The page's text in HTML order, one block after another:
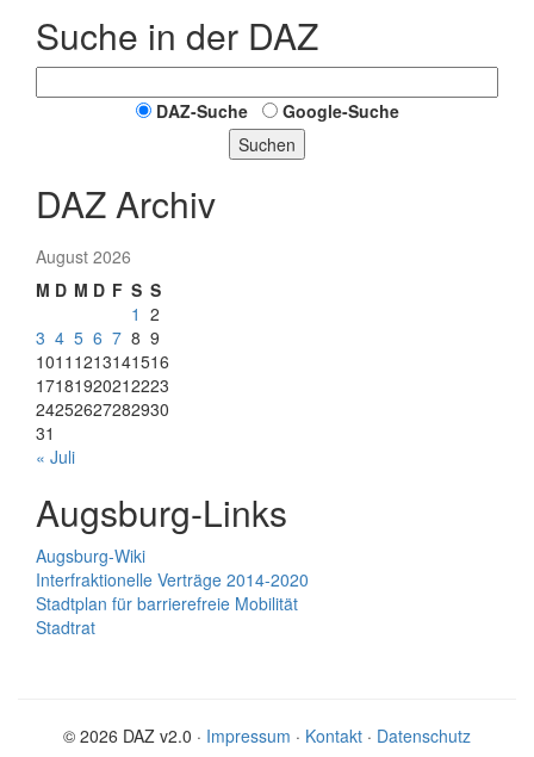
Suche in der DAZ
DAZ-Suche
Google-Suche
Suchen
DAZ Archiv
August 2026
M D M D F S S
1 2
3 4 5 6 7 8 9
1011 1213141516
17181920212223
24252627282930
31
« Juli
Augsburg-Links
Augsburg-Wiki
Interfraktionelle Verträge 2014-2020
Stadtplan für barrierefreie Mobilität
Stadtrat
© 2026 DAZ v2.0 · Impressum · Kontakt · Datenschutz